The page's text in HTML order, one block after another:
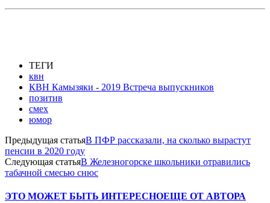
ТЕГИ
квн
КВН Камызяки - 2019 Встреча выпускников
позитив
смех
юмор
Предыдущая статьяВ ПФР рассказали, на сколько вырастут
пенсии в 2020 году
Следующая статьяВ Железногорске школьники отравились
табачной смесью снюс
ЭТО МОЖЕТ БЫТЬ ИНТЕРЕСНОЕЩЕ ОТ АВТОРА